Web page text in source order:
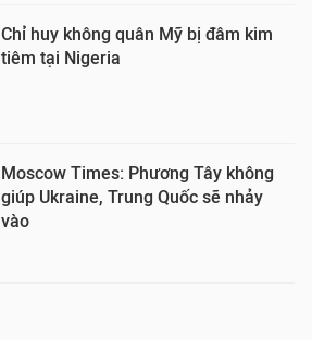
Chỉ huy không quân Mỹ bị đâm kim
tiêm tại Nigeria
Moscow Times: Phương Tây không
giúp Ukraine, Trung Quốc sẽ nhảy
vào